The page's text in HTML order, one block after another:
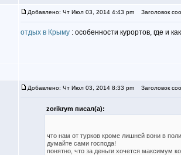
Добавлено: Чт Июл 03, 2014 4:43 pm Заголовок
отдых в Крыму : особенности курортов, где и
Добавлено: Чт Июл 03, 2014 8:33 pm Заголовок
zorikrym писал(а):
что нам от турков кроме лишней вони в
думайте сами господа!
понятно, что за деньги хочется максимум